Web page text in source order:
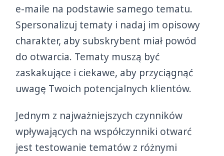
e-maile na podstawie samego tematu.
Spersonalizuj tematy i nadaj im opisowy
charakter, aby subskrybent miał powód
do otwarcia. Tematy muszą być
zaskakujące i ciekawe, aby przyciągnąć
uwagę Twoich potencjalnych klientów.
Jednym z najważniejszych czynników
wpływających na współczynniki otwarć
jest testowanie tematów z różnymi